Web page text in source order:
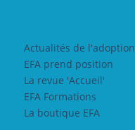
Actualités de l'adoption
EFA prend position
La revue 'Accueil'
EFA Formations
La boutique EFA